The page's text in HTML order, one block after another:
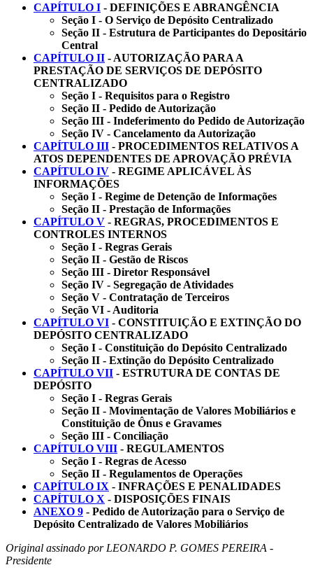
CAPÍTULO I - DEFINIÇÕES E ABRANGÊNCIA
Seção I - O Serviço de Depósito Centralizado
Seção II - Estrutura de Participantes do Depositário
Central
CAPÍTULO II - AUTORIZAÇÃO PARA A
PRESTAÇÃO DE SERVIÇOS DE DEPÓSITO
CENTRALIZADO
Seção I - Requisitos para o Registro
Seção II - Pedido de Autorização
Seção III - Indeferimento do Pedido de Autorização
Seção IV - Cancelamento da Autorização
CAPÍTULO III - PROCEDIMENTOS RELATIVOS A
ATOS DEPENDENTES DE APROVAÇÃO PRÉVIA
CAPÍTULO IV - REGIME APLICÁVEL ÀS
INFORMAÇÕES
Seção I - Regime de Detenção de Informações
Seção II - Prestação de Informações
CAPÍTULO V - REGRAS, PROCEDIMENTOS E
CONTROLES INTERNOS
Seção I - Regras Gerais
Seção II - Gestão de Riscos
Seção III - Diretor Responsável
Seção IV - Segregação de Atividades
Seção V - Contratação de Terceiros
Seção VI - Auditoria
CAPÍTULO VI - CONSTITUIÇÃO E EXTINÇÃO DO
DEPÓSITO CENTRALIZADO
Seção I - Constituição do Depósito Centralizado
Seção II - Extinção do Depósito Centralizado
CAPÍTULO VII - ESTRUTURA DE CONTAS DE
DEPÓSITO
Seção I - Regras Gerais
Seção II - Movimentação de Valores Mobiliários e
Constituição de Ônus e Gravames
Seção III - Conciliação
CAPÍTULO VIII - REGULAMENTOS
Seção I - Regras de Acesso
Seção II - Regulamentos de Operações
CAPÍTULO IX - INFRAÇÕES E PENALIDADES
CAPÍTULO X - DISPOSIÇÕES FINAIS
ANEXO 9 - Pedido de Autorização para o Serviço de
Depósito Centralizado de Valores Mobiliários
Original assinado por LEONARDO P. GOMES PEREIRA -
Presidente